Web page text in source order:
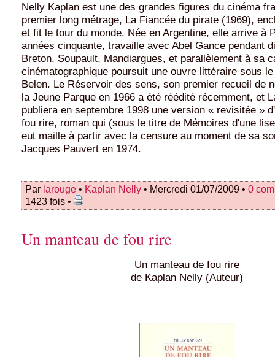
Nelly Kaplan est une des grandes figures du cinéma
premier long métrage, La Fiancée du pirate (1969),
et fit le tour du monde. Née en Argentine, elle arrive à
années cinquante, travaille avec Abel Gance pendant
Breton, Soupault, Mandiargues, et parallèlement à sa
cinématographique poursuit une ouvre littéraire sous
Belen. Le Réservoir des sens, son premier recueil de
la Jeune Parque en 1966 a été réédité récemment, et
publiera en septembre 1998 une version « revisitée »
fou rire, roman qui (sous le titre de Mémoires d'une
eut maille à partir avec la censure au moment de sa
Jacques Pauvert en 1974.
Par larouge • Kaplan Nelly • Mercredi 01/07/2009 • 0
1423 fois •
Un manteau de fou rire
Un manteau de fou rire
de Kaplan Nelly (Auteur)